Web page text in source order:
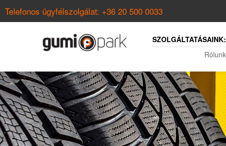
Telefonos ügyfélszolgálat: +36 20 500 0033
SZOLGÁLTATÁSAINK:
Rólunk